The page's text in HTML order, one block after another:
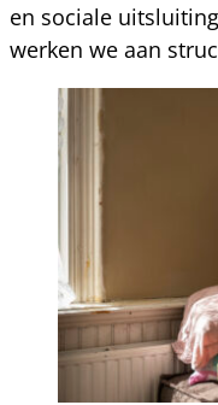
en sociale
werken we aan